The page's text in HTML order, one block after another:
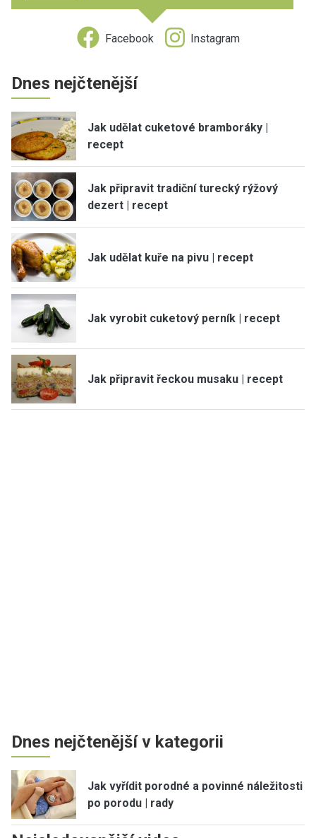
Facebook Instagram
Dnes nejčtenější
Jak udělat cuketové bramboráky |
recept
Jak připravit tradiční turecký rýžový
dezert | recept
Jak udělat kuře na pivu | recept
Jak vyrobit cuketový perník | recept
Jak připravit řeckou musaku | recept
Dnes nejčtenější v kategorii
Jak vyřídit porodné a povinné náležitosti
po porodu | rady